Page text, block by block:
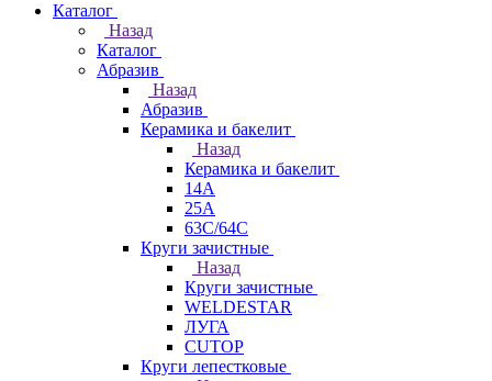
Каталог
Назад
Каталог
Абразив
Назад
Абразив
Керамика и бакелит
Назад
Керамика и бакелит
14А
25А
63С/64С
Круги зачистные
Назад
Круги зачистные
WELDESTAR
ЛУГА
CUTOP
Круги лепестковые